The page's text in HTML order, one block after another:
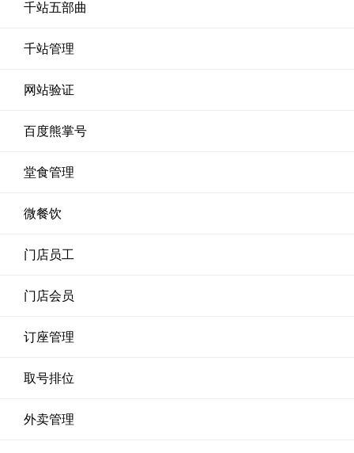
千站五部曲
千站管理
网站验证
百度熊掌号
堂食管理
微餐饮
门店员工
门店会员
订座管理
取号排位
外卖管理